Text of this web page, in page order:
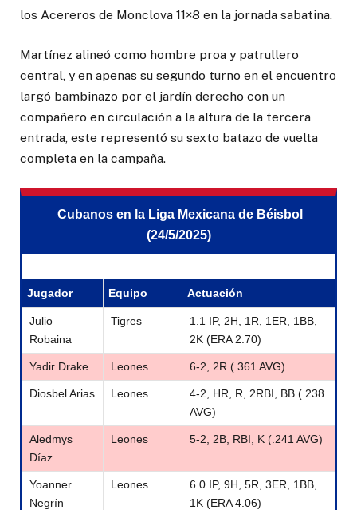
los Acereros de Monclova 11×8 en la jornada sabatina.
Martínez alineó como hombre proa y patrullero
central, y en apenas su segundo turno en el encuentro
largó bambinazo por el jardín derecho con un
compañero en circulación a la altura de la tercera
entrada, este representó su sexto batazo de vuelta
completa en la campaña.
Cubanos en la Liga Mexicana de Béisbol
(24/5/2025)
Jugador Equipo Actuación
Julio
Robaina
Tigres
1.1 IP, 2H, 1R, 1ER, 1BB,
2K (ERA 2.70)
Yadir Drake Leones 6-2, 2R (.361 AVG)
Diosbel Arias Leones
4-2, HR, R, 2RBI, BB (.238
AVG)
Aledmys
Díaz
Leones 5-2, 2B, RBI, K (.241 AVG)
Yoanner
Negrín
Leones
6.0 IP, 9H, 5R, 3ER, 1BB,
1K (ERA 4.06)